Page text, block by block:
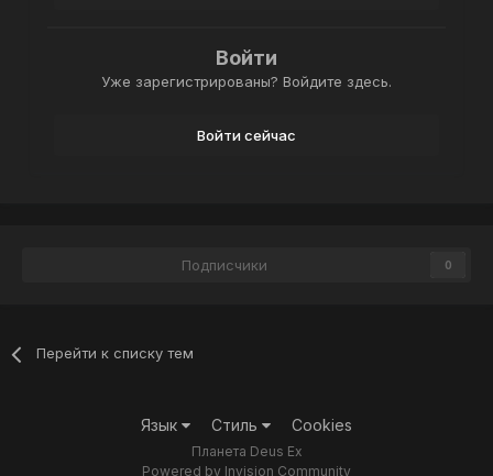
Войти
Уже зарегистрированы? Войдите здесь.
Войти сейчас
Подписчики 0
Перейти к списку тем
Язык Стиль Cookies
Планета Deus Ex
Powered by Invision Community